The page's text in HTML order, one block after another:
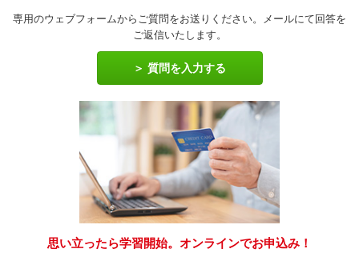
専用のウェブフォームからご質問をお送りください。メールにて回答を
ご返信いたします。
質問を入力する
思い立ったら学習開始。オンラインでお申込み！